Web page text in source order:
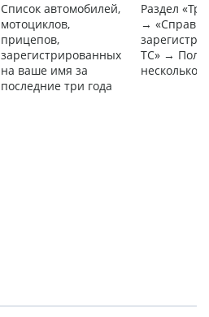
Список автомобилей,
мотоциклов,
прицепов,
зарегистрированных
на ваше имя за
последние три года
Раздел
→
ТС» →
несколько